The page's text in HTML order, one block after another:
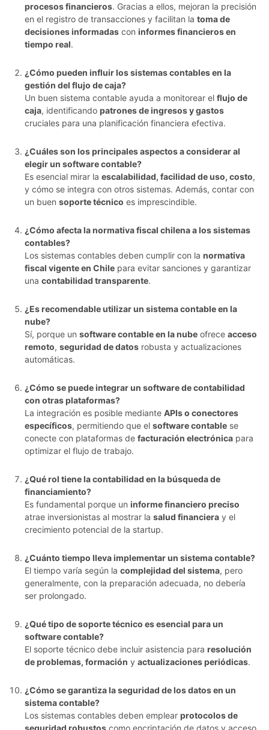
procesos financieros. Gracias a ellos, mejoran la precisión
en el registro de transacciones y facilitan la toma de
decisiones informadas con informes financieros en
tiempo real.
¿Cómo pueden influir los sistemas contables en la
gestión del flujo de caja?
Un buen sistema contable ayuda a monitorear el flujo de
caja, identificando patrones de ingresos y gastos
cruciales para una planificación financiera efectiva.
¿Cuáles son los principales aspectos a considerar al
elegir un software contable?
Es esencial mirar la escalabilidad, facilidad de uso, costo,
y cómo se integra con otros sistemas. Además, contar con
un buen soporte técnico es imprescindible.
¿Cómo afecta la normativa fiscal chilena a los sistemas
contables?
Los sistemas contables deben cumplir con la normativa
fiscal vigente en Chile para evitar sanciones y garantizar
una contabilidad transparente.
¿Es recomendable utilizar un sistema contable en la
nube?
Sí, porque un software contable en la nube ofrece acceso
remoto, seguridad de datos robusta y actualizaciones
automáticas.
¿Cómo se puede integrar un software de contabilidad
con otras plataformas?
La integración es posible mediante APIs o conectores
específicos, permitiendo que el software contable se
conecte con plataformas de facturación electrónica para
optimizar el flujo de trabajo.
¿Qué rol tiene la contabilidad en la búsqueda de
financiamiento?
Es fundamental porque un informe financiero preciso
atrae inversionistas al mostrar la salud financiera y el
crecimiento potencial de la startup.
¿Cuánto tiempo lleva implementar un sistema contable?
El tiempo varía según la complejidad del sistema, pero
generalmente, con la preparación adecuada, no debería
ser prolongado.
¿Qué tipo de soporte técnico es esencial para un
software contable?
El soporte técnico debe incluir asistencia para resolución
de problemas, formación y actualizaciones periódicas.
¿Cómo se garantiza la seguridad de los datos en un
sistema contable?
Los sistemas contables deben emplear protocolos de